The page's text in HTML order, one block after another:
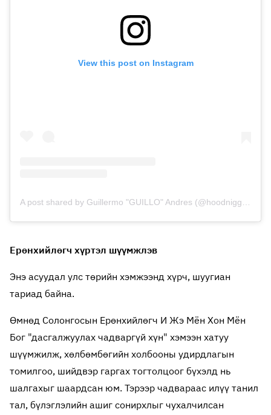
View this post on Instagram
A post shared by Guillermo "GUILLO" Andres (@hoodniggademiks)
Ерөнхийлөгч хүртэл шүүмжлэв
Энэ асуудал улс төрийн хэмжээнд хүрч, шуугиан
тариад байна.
Өмнөд Солонгосын Ерөнхийлөгч И Жэ Мён Хон Мён
Бог "дасгалжуулах чадваргүй хүн" хэмээн хатуу
шүүмжилж, хөлбөмбөгийн холбооны удирдлагын
томилгоо, шийдвэр гаргах тогтолцоог бүхэлд нь
шалгахыг шаардсан юм. Тэрээр чадвараас илүү танил
тал, бүлэглэлийн ашиг сонирхлыг чухалчилсан